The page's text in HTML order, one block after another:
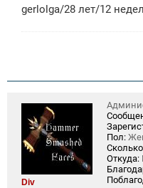
н
gerlolga/28 лет/12
Div
Пол:
Откуда: